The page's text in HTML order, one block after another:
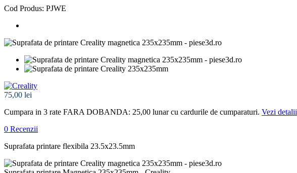
Cod Produs: PJWE
75,00 lei
Cumpara in 3 rate FARA DOBANDA: 25,00 lunar cu cardurile de cumparaturi. Vezi detalii
0 Recenzii
Suprafata printare flexibila 23.5x23.5mm